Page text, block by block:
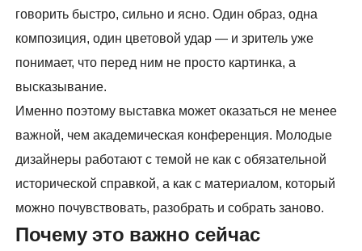
говорить быстро, сильно и ясно. Один образ, одна
композиция, один цветовой удар — и зритель уже
понимает, что перед ним не просто картинка, а
высказывание.
Именно поэтому выставка может оказаться не менее
важной, чем академическая конференция. Молодые
дизайнеры работают с темой не как с обязательной
исторической справкой, а как с материалом, который
можно почувствовать, разобрать и собрать заново.
Почему это важно сейчас